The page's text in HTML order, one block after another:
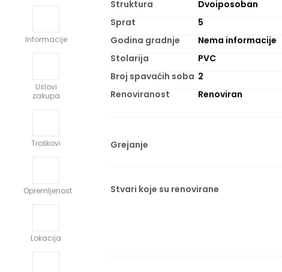
Informacije
Uslovi
zakupa
Troškovi
Opremljenost
Lokacija
Struktura Dvoiposoban
Sprat
5
Godina gradnje
Nema informacije
Stolarija
PVC
Broj spavaćih soba 2
Renoviranost
Renoviran
Grejanje
Stvari koje su renovirane